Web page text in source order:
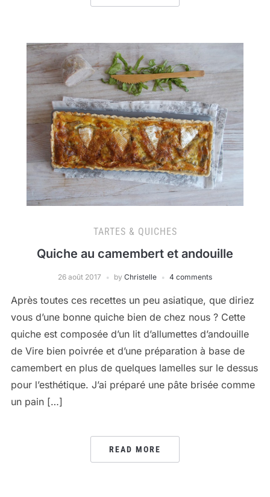
TARTES & QUICHES
Quiche au camembert et andouille
26 août 2017 by Christelle 4 comments
Après toutes ces recettes un peu asiatique, que diriez
vous d’une bonne quiche bien de chez nous ? Cette
quiche est composée d’un lit d’allumettes d’andouille
de Vire bien poivrée et d’une préparation à base de
camembert en plus de quelques lamelles sur le dessus
pour l’esthétique. J’ai préparé une pâte brisée comme
un pain […]
READ MORE